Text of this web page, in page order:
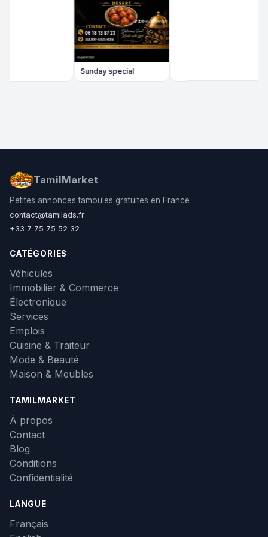
Sunday special
TamilMarket
Petites annonces tamoules gratuites en France
contact@tamilads.fr
+33 7 75 75 52 32
CATÉGORIES
Véhicules
Immobilier & Commerce
Électronique
Services
Emplois
Cuisine & Traiteur
Mode & Beauté
Maison & Meubles
TAMILMARKET
À propos
Contact
Blog
Conditions
Confidentialité
LANGUE
Français